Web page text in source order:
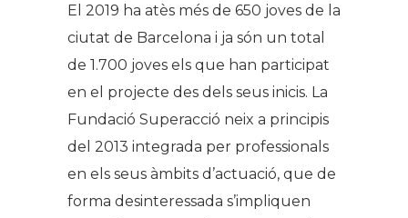
El 2019 ha atès més de 650 joves de la
ciutat de Barcelona i ja són un total
de 1.700 joves els que han participat
en el projecte des dels seus inicis. La
Fundació Superacció neix a principis
del 2013 integrada per professionals
en els seus àmbits d’actuació, que de
forma desinteressada s’impliquen